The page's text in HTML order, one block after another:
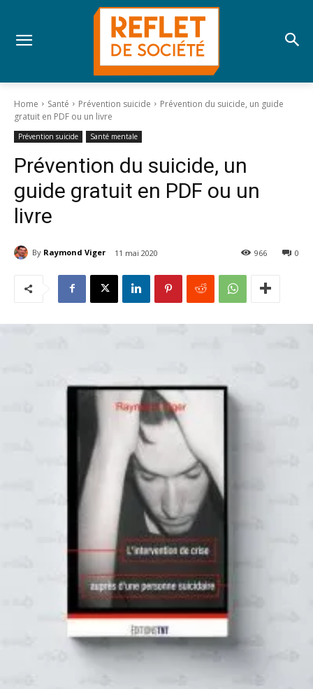
Home Santé Prévention suicide
Prévention du suicide, un guide
gratuit en PDF ou un livre
Prévention suicide Santé mentale
Prévention du suicide, un
guide gratuit en PDF ou un
livre
By Raymond Viger 11 mai 2020 0
966